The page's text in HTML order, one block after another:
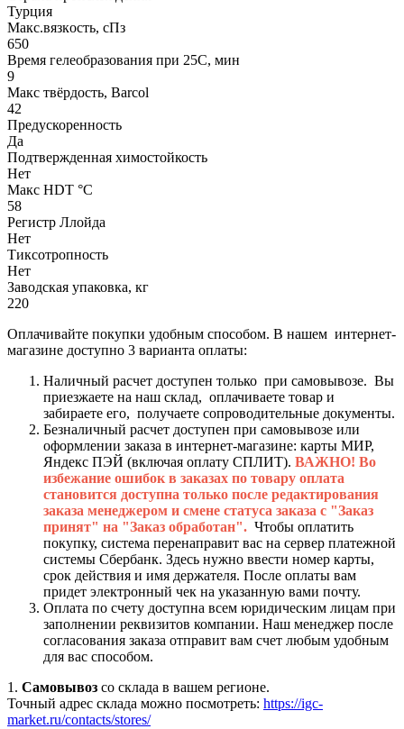
Турция
Макс.вязкoсть, сПз
650
Время гелеобразования при 25С, мин
9
Макс твёрдость, Barcol
42
Предускоренность
Да
Подтвержденная химостойкость
Нет
Макс HDT °С
58
Регистр Ллойда
Нет
Тиксотропность
Нет
Заводская упаковка, кг
220
Оплачивайте покупки удобным способом. В нашем интернет-
магазине доступно 3 варианта оплаты:
Наличный расчет доступен только при самовывозе. Вы
приезжаете на наш склад, оплачиваете товар и
забираете его, получаете сопроводительные документы.
Безналичный расчет доступен при самовывозе или
оформлении заказа в интернет-магазине: карты МИР,
Яндекс ПЭЙ (включая оплату СПЛИТ). ВАЖНО! Во
избежание ошибок в заказах по товару оплата
становится доступна только после редактирования
заказа менеджером и смене статуса заказа с "Заказ
принят" на "Заказ обработан". Чтобы оплатить
покупку, система перенаправит вас на сервер платежной
системы Сбербанк. Здесь нужно ввести номер карты,
срок действия и имя держателя. После оплаты вам
придет электронный чек на указанную вами почту.
Оплата по счету доступна всем юридическим лицам при
заполнении реквизитов компании. Наш менеджер после
согласования заказа отправит вам счет любым удобным
для вас способом.
1. Самовывоз со склада в вашем регионе.
Точный адрес склада можно посмотреть: https://igc-
market.ru/contacts/stores/